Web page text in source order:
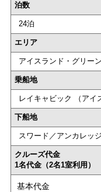
泊数
24泊
エリア
アイスランド・グリー
乗船地
レイキャビック （アイ
下船地
スワード／アンカレッ
クルーズ代金
1名代金（2名1室利用）
基本代金